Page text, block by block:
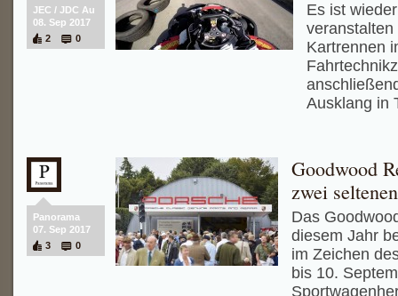
JEC / JDC Au
08. Sep 2017
2
0
Es ist
Kartrennen
Ausklang in
Panorama
07. Sep 2017
3
0
Goodwood
zwei
Das
diesem Jahr
im Zeichen
bis 10.